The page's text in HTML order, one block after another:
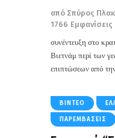
από Σπύρος
1766 Εμφανίσεις
συνέντευξη στο
Βιετνάμ περί των
επιπτώσεων από
ΒΊΝΤΕΟ
ΠΑΡΕΜΒΆΣΕΙΣ